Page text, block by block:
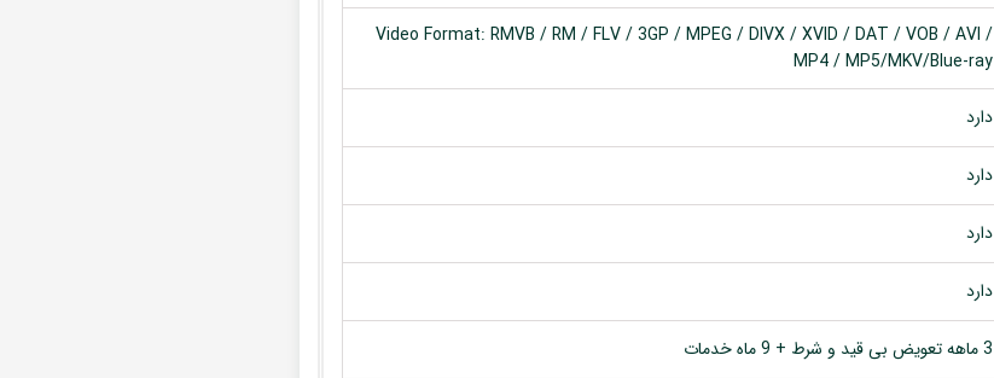
Video Format: RMVB / RM / FLV / 3GP / MPEG / DIVX / XVID / DAT / VOB / AVI /
MP4 / MP5/MKV/Blue-ray
دارد
دارد
دارد
دارد
3 ماهه تعویض بی قید و شرط + 9 ماه خدمات